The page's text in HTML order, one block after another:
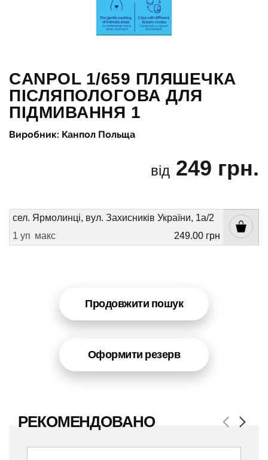
CANPOL 1/659 ПЛЯШЕЧКА
ПІСЛЯПОЛОГОВА ДЛЯ
ПІДМИВАННЯ 1
Виробник: Канпол Польща
від 249 грн.
сел. Ярмолинці, вул. Захисників України, 1а/2
1 уп макс 249.00 грн
Продовжити пошук
Оформити резерв
РЕКОМЕНДОВАНО Previous
Next